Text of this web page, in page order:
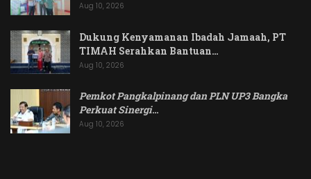
Aug 10, 2026
Dukung Kenyamanan Ibadah Jamaah, PT
TIMAH Serahkan Bantuan…
Aug 10, 2026
Pemkot Pangkalpinang dan PLN UP3 Bangka
Perkuat Sinergi…
Aug 10, 2026